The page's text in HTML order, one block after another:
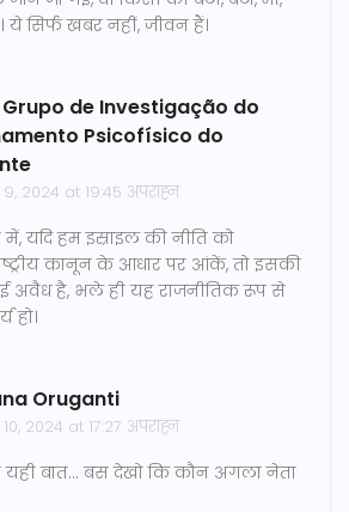
ये सिर्फ खबर नहीं, जीवन हैं।
Grupo de Investigação do
Psicofísico do
2024 at 19:45 अपराह्न
में, यदि हम इस्राइल की नीति को
कानून के आधार पर आंकें, तो इसकी
अवैध है, भले ही यह राजनीतिक रूप से
हो।
Oruganti
2024 at 17:27 अपराह्न
बात... बस देखो कि कौन अगला नेता